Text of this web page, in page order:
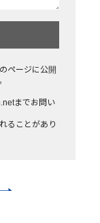
ページに公開
までお問い
ることがあり